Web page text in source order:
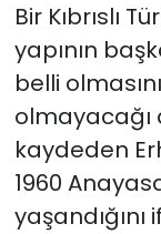
Bir Kıbrıslı
yapının
belli
olmayacağı
kaydeden
1960